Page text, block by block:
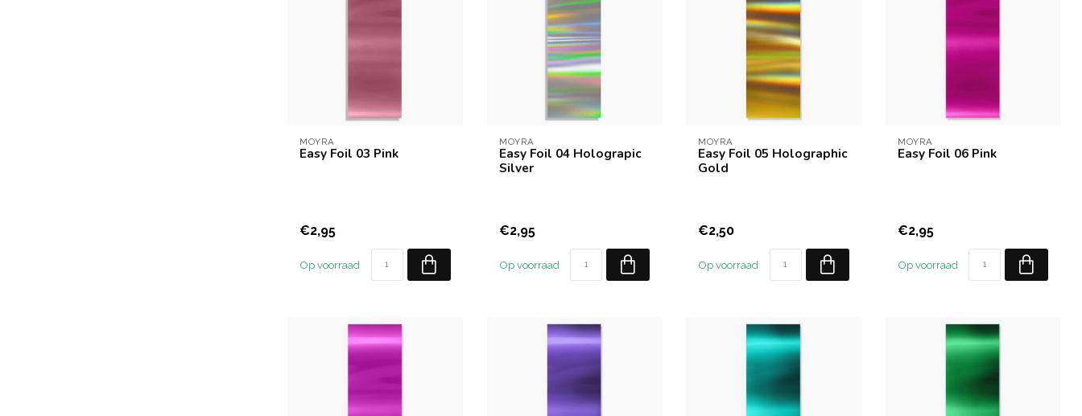
MOYRA
Easy Foil 03 Pink
€2,95
Op voorraad
MOYRA
Easy Foil 04 Holograpic
Silver
€2,95
Op voorraad
MOYRA
Easy Foil 05 Holographic
Gold
€2,50
Op voorraad
MOYRA
Easy Foil 06 Pink
€2,95
Op voorraad